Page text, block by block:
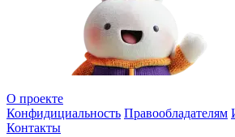
О проекте
Конфидициальность Правообладателям
Контакты